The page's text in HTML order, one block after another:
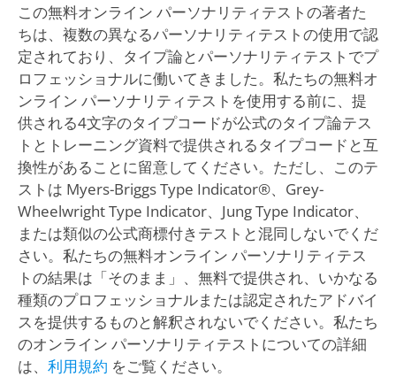
この無料オンライン パーソナリティテストの著者た
ちは、複数の異なるパーソナリティテストの使用で認
定されており、タイプ論とパーソナリティテストでプ
ロフェッショナルに働いてきました。私たちの無料オ
ンライン パーソナリティテストを使用する前に、提
供される4文字のタイプコードが公式のタイプ論テス
トとトレーニング資料で提供されるタイプコードと互
換性があることに留意してください。ただし、このテ
ストは Myers-Briggs Type Indicator®、Grey-
Wheelwright Type Indicator、Jung Type Indicator、
または類似の公式商標付きテストと混同しないでくだ
さい。私たちの無料オンライン パーソナリティテス
トの結果は「そのまま」、無料で提供され、いかなる
種類のプロフェッショナルまたは認定されたアドバイ
スを提供するものと解釈されないでください。私たち
のオンライン パーソナリティテストについての詳細
は、 利用規約 をご覧ください。